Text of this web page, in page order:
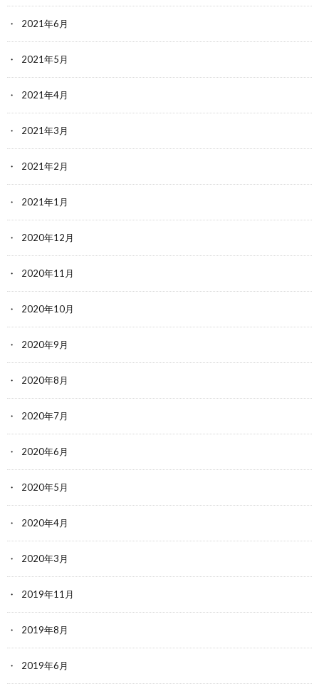
2021年6月
2021年5月
2021年4月
2021年3月
2021年2月
2021年1月
2020年12月
2020年11月
2020年10月
2020年9月
2020年8月
2020年7月
2020年6月
2020年5月
2020年4月
2020年3月
2019年11月
2019年8月
2019年6月